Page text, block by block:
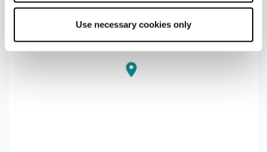
Use necessary cookies only